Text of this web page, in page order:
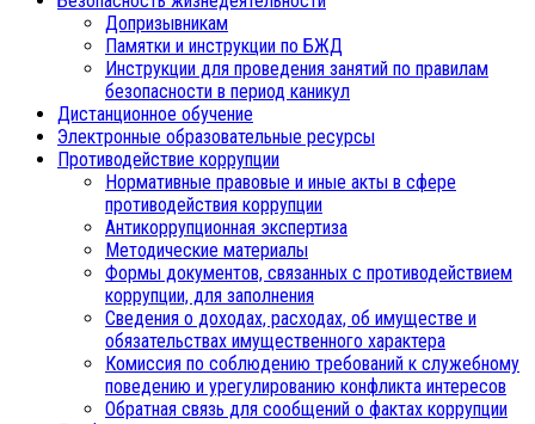
Допризывникам
Памятки и инструкции по БЖД
Инструкции для проведения занятий по правилам
безопасности в период каникул
Дистанционное обучение
Электронные образовательные ресурсы
Противодействие коррупции
Нормативные правовые и иные акты в сфере
противодействия коррупции
Антикоррупционная экспертиза
Методические материалы
Формы документов, связанных с противодействием
коррупции, для заполнения
Сведения о доходах, расходах, об имуществе и
обязательствах имущественного характера
Комиссия по соблюдению требований к служебному
поведению и урегулированию конфликта интересов
Обратная связь для сообщений о фактах коррупции